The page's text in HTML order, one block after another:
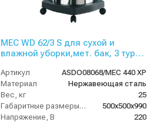
MEC WD 62/3 S для сухой и
влажной уборки,мет. бак, 3 турб,
Артикул
ASDO08068/MEC 440 XP
Материал
Нержавеющая сталь
Вес, кг
25
Габаритные размеры, мм
500х500х990
Напряжение, В
220